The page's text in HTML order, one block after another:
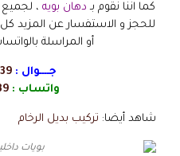
كما اننا نقوم بـ دهان بويه ، لجميع
للحجز و الاستفسار عن المزيد
أو المراسلة
جــــوال :
واتساب :
شاهد أيضا: تركيب بديل الرخام